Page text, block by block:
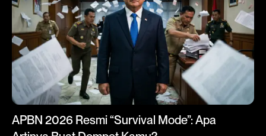
APBN 2026 Resmi “Survival Mode”: Apa